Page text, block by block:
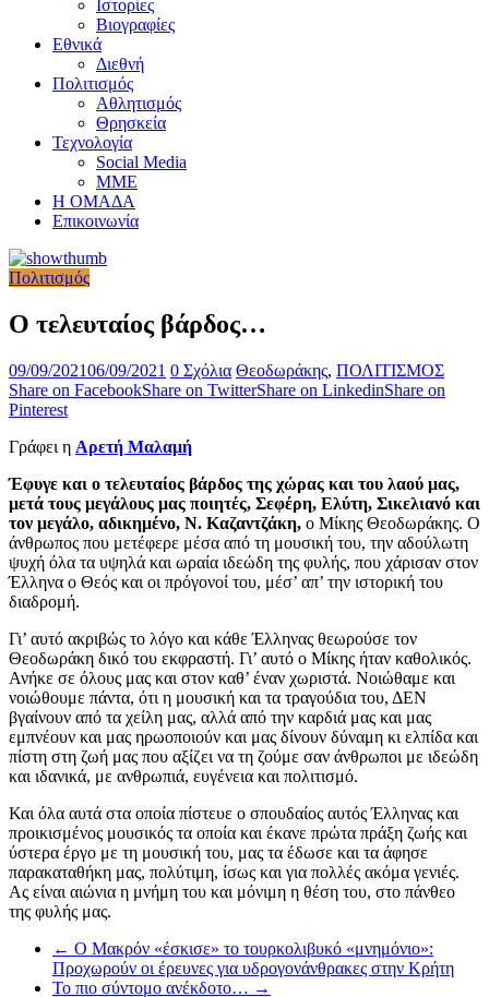
Ιστορίες
Βιογραφίες
Εθνικά
Διεθνή
Πολιτισμός
Αθλητισμός
Θρησκεία
Τεχνολογία
Social Media
ΜΜΕ
Η ΟΜΑΔΑ
Επικοινωνία
Πολιτισμός
Ο τελευταίος βάρδος…
09/09/202106/09/2021 0 Σχόλια Θεοδωράκης, ΠΟΛΙΤΙΣΜΟΣ
Share on FacebookShare on TwitterShare on LinkedinShare on
Pinterest
Γράφει η Αρετή Μαλαμή
Έφυγε και ο τελευταίος βάρδος της χώρας και του λαού μας,
μετά τους μεγάλους μας ποιητές, Σεφέρη, Ελύτη, Σικελιανό και
τον μεγάλο, αδικημένο, Ν. Καζαντζάκη, ο Μίκης Θεοδωράκης. Ο
άνθρωπος που μετέφερε μέσα από τη μουσική του, την αδούλωτη
ψυχή όλα τα υψηλά και ωραία ιδεώδη της φυλής, που χάρισαν στον
Έλληνα ο Θεός και οι πρόγονοί του, μέσ’ απ’ την ιστορική του
διαδρομή.
Γι’ αυτό ακριβώς το λόγο και κάθε Έλληνας θεωρούσε τον
Θεοδωράκη δικό του εκφραστή. Γι’ αυτό ο Μίκης ήταν καθολικός.
Ανήκε σε όλους μας και στον καθ’ έναν χωριστά. Νοιώθαμε και
νοιώθουμε πάντα, ότι η μουσική και τα τραγούδια του, ΔΕΝ
βγαίνουν από τα χείλη μας, αλλά από την καρδιά μας και μας
εμπνέουν και μας ηρωοποιούν και μας δίνουν δύναμη κι ελπίδα και
πίστη στη ζωή μας που αξίζει να τη ζούμε σαν άνθρωποι με ιδεώδη
και ιδανικά, με ανθρωπιά, ευγένεια και πολιτισμό.
Και όλα αυτά στα οποία πίστευε ο σπουδαίος αυτός Έλληνας και
προικισμένος μουσικός τα οποία και έκανε πρώτα πράξη ζωής και
ύστερα έργο με τη μουσική του, μας τα έδωσε και τα άφησε
παρακαταθήκη μας, πολύτιμη, ίσως και για πολλές ακόμα γενιές.
Ας είναι αιώνια η μνήμη του και μόνιμη η θέση του, στο πάνθεο
της φυλής μας.
← Ο Μακρόν «έσκισε» το τουρκολιβυκό «μνημόνιο»:
Προχωρούν οι έρευνες για υδρογονάνθρακες στην Κρήτη
Το πιο σύντομο ανέκδοτο… →